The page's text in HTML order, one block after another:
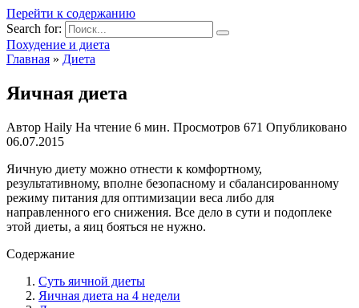
Перейти к содержанию
Search for:
Похудение и диета
Главная » Диета
Яичная диета
Автор Haily На чтение 6 мин. Просмотров 671 Опубликовано
06.07.2015
Яичную диету можно отнести к комфортному,
результативному, вполне безопасному и сбалансированному
режиму питания для оптимизации веса либо для
направленного его снижения. Все дело в сути и подоплеке
этой диеты, а яиц бояться не нужно.
Содержание
Суть яичной диеты
Яичная диета на 4 недели